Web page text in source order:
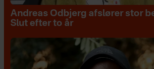
Andreas Odbjerg afslører stor
Slut efter to år